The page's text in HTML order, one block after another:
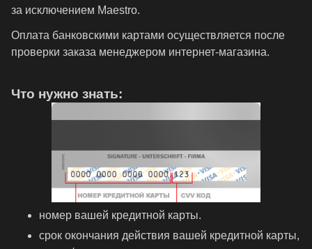
за исключением Maestro.
Оплата банковскими картами осуществляется после
проверки заказа менеджером интернет-магазина.
Что нужно знать:
номер вашей кредитной карты.
cрок окончания действия вашей кредитной карты,